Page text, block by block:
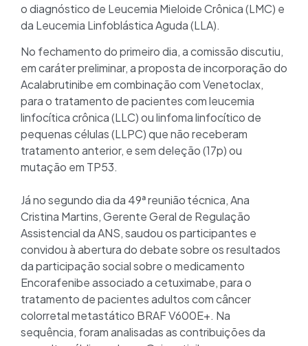
o diagnóstico de Leucemia Mieloide Crônica (LMC) e
da Leucemia Linfoblástica Aguda (LLA).
No fechamento do primeiro dia, a comissão discutiu,
em caráter preliminar, a proposta de incorporação do
Acalabrutinibe em combinação com Venetoclax,
para o tratamento de pacientes com leucemia
linfocítica crônica (LLC) ou linfoma linfocítico de
pequenas células (LLPC) que não receberam
tratamento anterior, e sem deleção (17p) ou
mutação em TP53.
Já no segundo dia da 49ª reunião técnica, Ana
Cristina Martins, Gerente Geral de Regulação
Assistencial da ANS, saudou os participantes e
convidou à abertura do debate sobre os resultados
da participação social sobre o medicamento
Encorafenibe associado a cetuximabe, para o
tratamento de pacientes adultos com câncer
colorretal metastático BRAF V600E+. Na
sequência, foram analisadas as contribuições da